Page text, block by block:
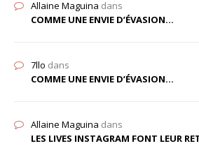
Allaine Maguina dans
COMME UNE ENVIE D’ÉVASION…
7llo dans
COMME UNE ENVIE D’ÉVASION…
Allaine Maguina dans
LES LIVES INSTAGRAM FONT LEUR